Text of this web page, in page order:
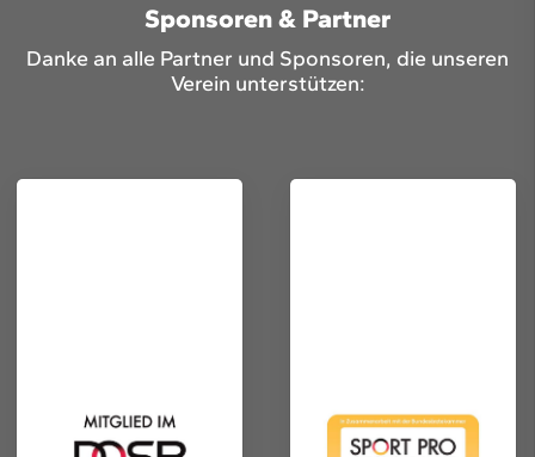
Sponsoren & Partner
Danke an alle Partner und Sponsoren, die unseren
Verein unterstützen: